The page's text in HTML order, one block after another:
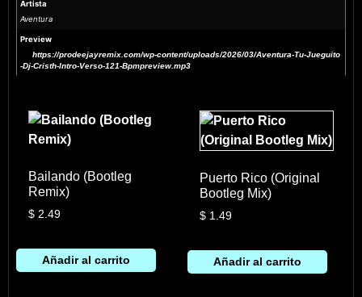
Artista
Aventura
Preview
https://prodeejayremix.com/wp-content/uploads/2026/03/Aventura-Tu-Jueguito
-Dj-Cristh-Intro-Verso-121-Bpmpreview.mp3
Bailando (Bootleg
Remix)
$2.49
Añadir al carrito
Puerto Rico (Original
Bootleg Mix)
$ 1.49
Añadir al carrito